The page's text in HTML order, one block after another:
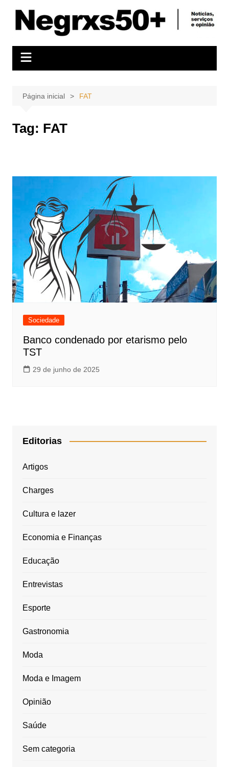
conteúdo
Página inicial FAT
Tag: FAT
Sociedade
Banco condenado por etarismo pelo
TST
29 de junho de 2025
Editorias
Artigos
Charges
Cultura e lazer
Economia e Finanças
Educação
Entrevistas
Esporte
Gastronomia
Moda
Moda e Imagem
Opinião
Saúde
Sem categoria